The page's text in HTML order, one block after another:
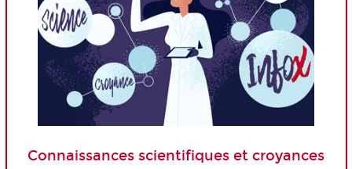
Connaissances scientifiques et croyances